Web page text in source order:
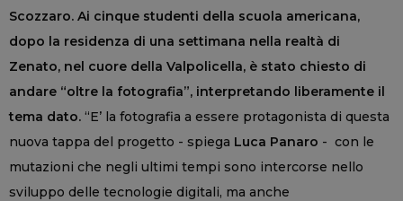
Scozzaro. Ai cinque studenti della scuola americana,
dopo la residenza di una settimana nella realtà di
Zenato, nel cuore della Valpolicella, è stato chiesto di
andare “oltre la fotografia”, interpretando liberamente il
tema dato. “E’ la fotografia a essere protagonista di questa
nuova tappa del progetto - spiega Luca Panaro - con le
mutazioni che negli ultimi tempi sono intercorse nello
sviluppo delle tecnologie digitali, ma anche